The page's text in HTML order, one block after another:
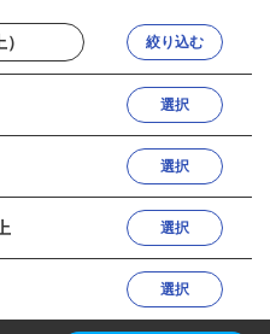
絞り込む
選択
選択
選択
選択